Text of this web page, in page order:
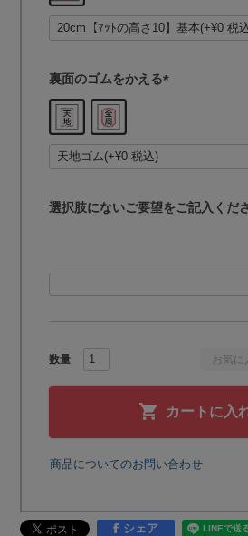
お気に
カートに入
須
)
裏面のゴムをかえる
須
)
選択肢にないご要望をご記入くだ
商品についてのお問い合わせ
シェア